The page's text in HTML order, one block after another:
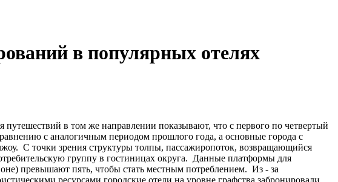
в популярных отелях
в том же направлении показывают, что с первого по четвертый
с аналогичным периодом прошлого года, а основные города с
С точки зрения структуры толпы, пассажиропоток, возвращающийся
группу в гостиницах округа. Данные платформы для
превышают пять, чтобы стать местным потреблением. Из - за
ресурсами городские отели на уровне графства забронировали